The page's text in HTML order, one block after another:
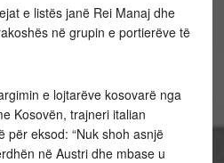
e listës janë Rei Manaj dhe
në grupin e portierëve të
e lojtarëve kosovarë nga
Kosovën, trajneri italian
për eksod: “Nuk shoh asnjë
në Austri dhe mbase u